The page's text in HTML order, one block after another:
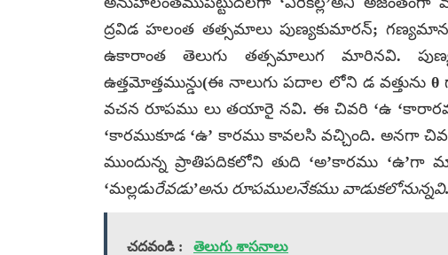
ద్రవిడ హలంత తత్సమాలు పుణ్యకుమారన్;
ఉకారాంత తెలుగు తత్సమాలుగ మారినవి.
ఉత్తమోత్తమున్డు(ఈ నాలుగు పదాల లోని డ వత్తును
వచన రూపము లు తయారై నవి. ఈ చివరి ‘ఉ ‘కారారము
‘కారముకూడ ‘ఉ’ కారము కావలసి వచ్చింది. అనగా
ముందున్న ప్రాతిపదికలోని తుది ‘అ’కారము ‘ఉ’గా
‘మల్లడురేవడు’అను రూపములనేకము వాడుకలోనున్నవి.
చదవండి : తెలుగు శాసనాలు